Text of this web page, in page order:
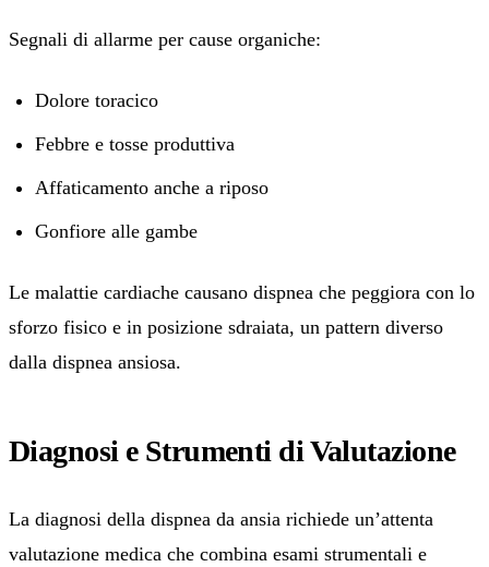
Segnali di allarme per cause organiche:
Dolore toracico
Febbre e tosse produttiva
Affaticamento anche a riposo
Gonfiore alle gambe
Le malattie cardiache causano dispnea che peggiora con lo
sforzo fisico e in posizione sdraiata, un pattern diverso
dalla dispnea ansiosa.
Diagnosi e Strumenti di Valutazione
La diagnosi della dispnea da ansia richiede un’attenta
valutazione medica che combina esami strumentali e